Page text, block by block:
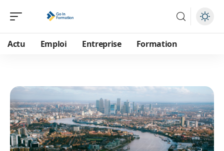
Actu Emploi Entreprise Formation